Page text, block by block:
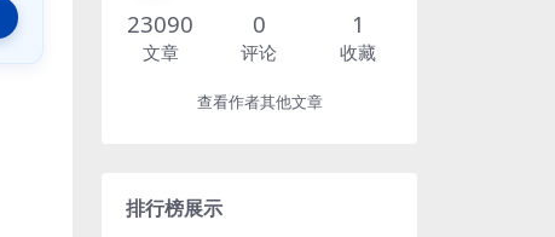
23090
文章
0
评论
1
收藏
查看作者其他文章
排行榜展示